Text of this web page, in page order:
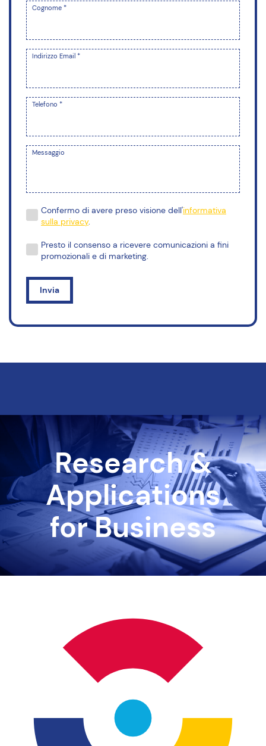
Cognome *
Indirizzo Email *
Telefono *
Messaggio
Confermo di avere preso visione dell'informativa
sulla privacy.
Presto il consenso a ricevere comunicazioni a fini
promozionali e di marketing.
Research &
Applications
for Business